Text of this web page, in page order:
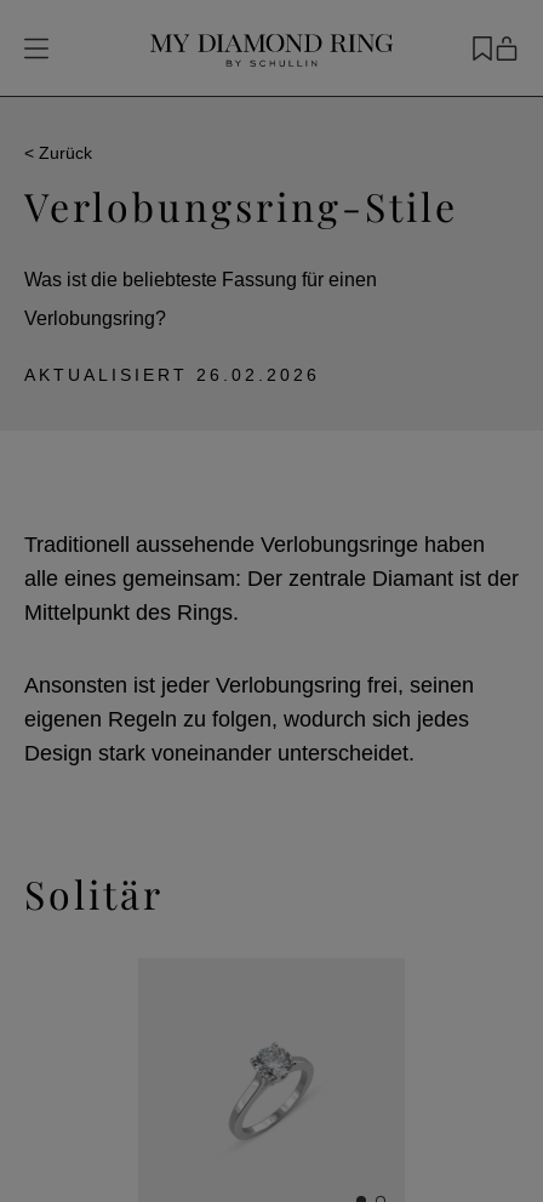
< Zurück
Verlobungsring-Stile
Was ist die beliebteste Fassung für einen
Verlobungsring?
AKTUALISIERT 26.02.2026
Traditionell aussehende Verlobungsringe haben
alle eines gemeinsam: Der zentrale Diamant ist der
Mittelpunkt des Rings.
Ansonsten ist jeder Verlobungsring frei, seinen
eigenen Regeln zu folgen, wodurch sich jedes
Design stark voneinander unterscheidet.
Solitär